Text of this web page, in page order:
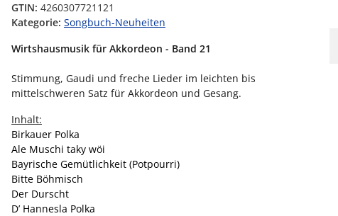
GTIN: 4260307721121
Kategorie: Songbuch-Neuheiten
Wirtshausmusik für Akkordeon - Band 21
Stimmung, Gaudi und freche Lieder im leichten bis
mittelschweren Satz für Akkordeon und Gesang.
Inhalt:
Birkauer Polka
Ale Muschi taky wöi
Bayrische Gemütlichkeit (Potpourri)
Bitte Böhmisch
Der Durscht
D’ Hannesla Polka